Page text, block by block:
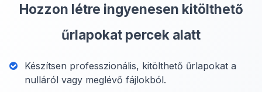
Hozzon létre ingyenesen kitölthető
űrlapokat percek alatt
Készítsen professzionális, kitölthető űrlapokat a
nulláról vagy meglévő fájlokból.